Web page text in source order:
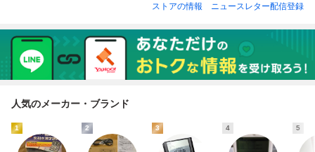
ストアの情報
ニュースレター配信登録
人気のメーカー・ブランド
1 2 3 4 5